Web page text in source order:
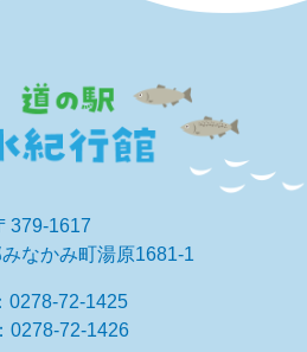
379-1617
なかみ町湯原1681-1
0278-72-1425
0278-72-1426